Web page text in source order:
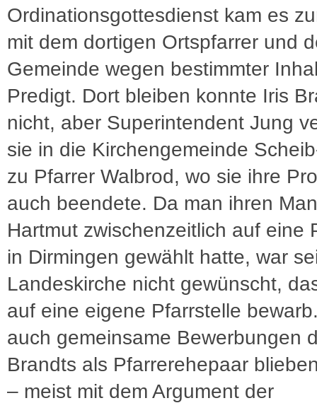
Ordinationsgottesdienst kam es
mit dem dortigen Ortspfarrer und
Gemeinde wegen bestimmter
Predigt. Dort bleiben konnte Iris
nicht, aber Superintendent Jung
sie in die Kirchengemeinde
zu Pfarrer Walbrod, wo sie ihre
auch beendete. Da man ihren
Hartmut zwischenzeitlich auf eine
in Dirmingen gewählt hatte, war
Landeskirche nicht gewünscht,
auf eine eigene Pfarrstelle
auch gemeinsame Bewerbungen
Brandts als Pfarrerehepaar
– meist mit dem Argument der